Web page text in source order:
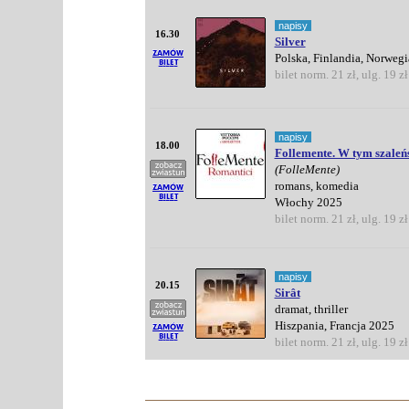
16.30
napisy
Silver
Polska, Finlandia,
bilet norm. 21 zł, ulg. 19 zł
18.00
napisy
Follemente. W tym
(FolleMente)
romans, komedia
Włochy 2025
bilet norm. 21 zł, ulg. 19 zł
20.15
napisy
Sirât
dramat, thriller
Hiszpania, Francja 2025
bilet norm. 21 zł, ulg. 19 zł